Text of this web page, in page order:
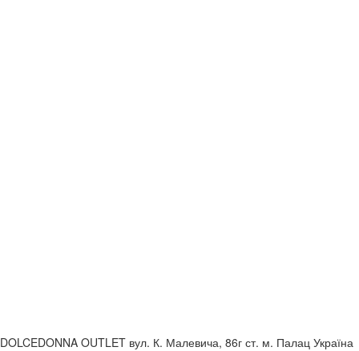
DOLCEDONNA OUTLET вул. К. Малевича, 86г ст. м. Палац Україна